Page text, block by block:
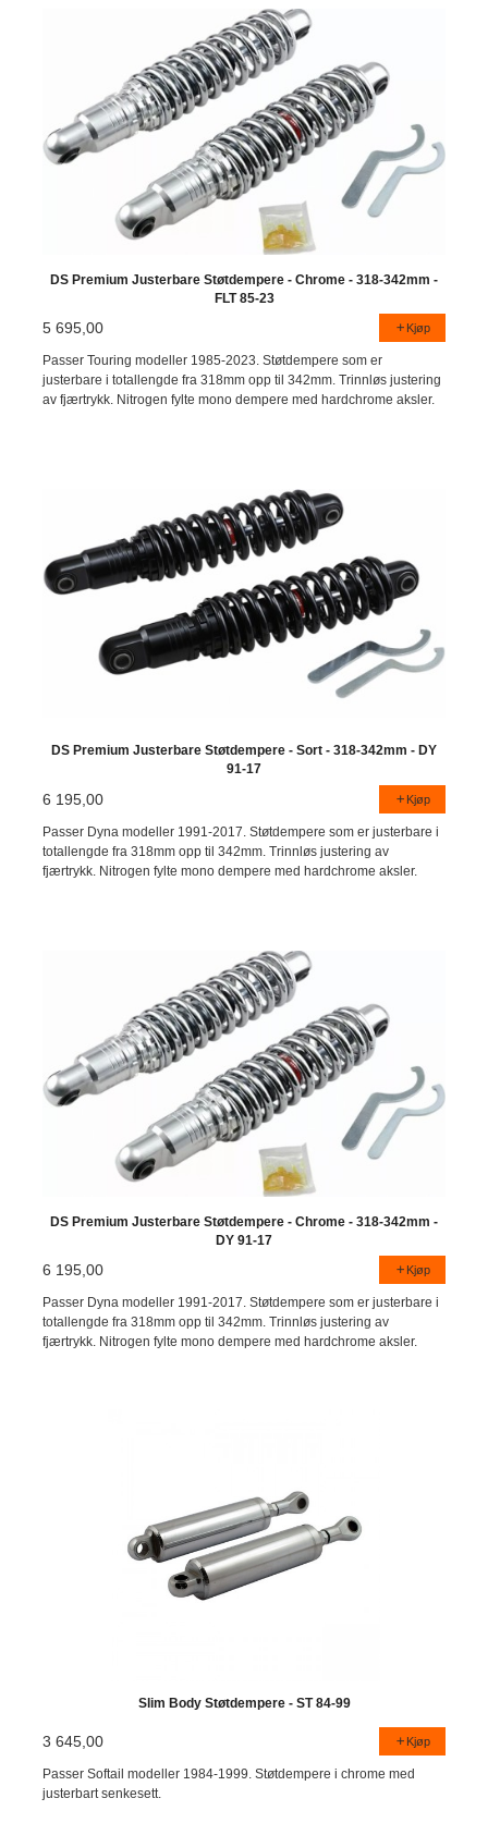
DS Premium Justerbare Støtdempere - Chrome - 318-342mm -
FLT 85-23
5 695,00 Kjøp
Passer Touring modeller 1985-2023. Støtdempere som er
justerbare i totallengde fra 318mm opp til 342mm. Trinnløs justering
av fjærtrykk. Nitrogen fylte mono dempere med hardchrome aksler.
DS Premium Justerbare Støtdempere - Sort - 318-342mm - DY
91-17
6 195,00 Kjøp
Passer Dyna modeller 1991-2017. Støtdempere som er justerbare i
totallengde fra 318mm opp til 342mm. Trinnløs justering av
fjærtrykk. Nitrogen fylte mono dempere med hardchrome aksler.
DS Premium Justerbare Støtdempere - Chrome - 318-342mm -
DY 91-17
6 195,00 Kjøp
Passer Dyna modeller 1991-2017. Støtdempere som er justerbare i
totallengde fra 318mm opp til 342mm. Trinnløs justering av
fjærtrykk. Nitrogen fylte mono dempere med hardchrome aksler.
Slim Body Støtdempere - ST 84-99
3 645,00 Kjøp
Passer Softail modeller 1984-1999. Støtdempere i chrome med
justerbart senkesett.